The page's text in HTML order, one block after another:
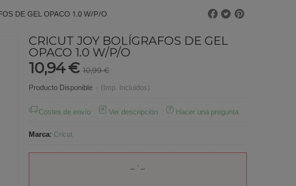
DE GEL OPACO 1.0 W/P/O
CRICUT JOY BOLÍGRAFOS DE GEL
OPACO 1.0 W/P/O
10,94 € 10,99 €
Producto Disponible - (Imp. Incluidos)
Costes de envío
Ver descripción
Hacer una pregunta
Marca: Cricut